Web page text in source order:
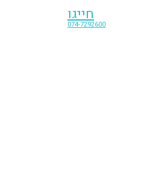
חייגו
074-7292600